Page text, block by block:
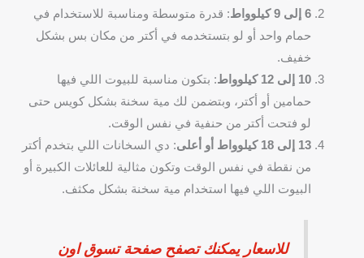
6 إلى 9 كيلوواط
: قدرة متوسطة ومناسبة للاستخدام في
حمام واحد أو لو بتستخدمه في أكتر من مكان بس بشكل
خفيف.
10 إلى 12 كيلوواط
: بتكون مناسبة للبيوت اللي فيها
حمامين أو أكتر، وبتضمن لك مية سخنة بشكل كويس حتى
لو فتحت أكتر من حنفية في نفس الوقت.
13 إلى 18 كيلوواط أو أعلى
: دي السخانات اللي بتخدم أكتر
من نقطة في نفس الوقت وتكون مثالية للعائلات الكبيرة أو
البيوت اللي فيها استخدام مية سخنة بشكل مكثف.
للاسعار يمكنك تصفح صفحة تسوق اون